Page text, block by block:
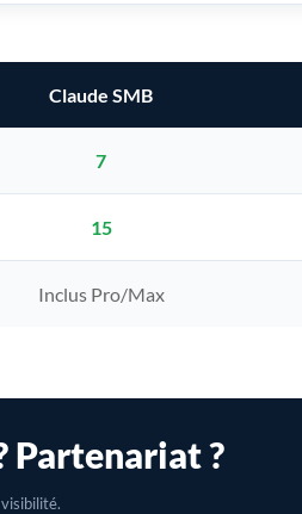
Claude SMB
7
15
Inclus Pro/Max
Partenariat ?